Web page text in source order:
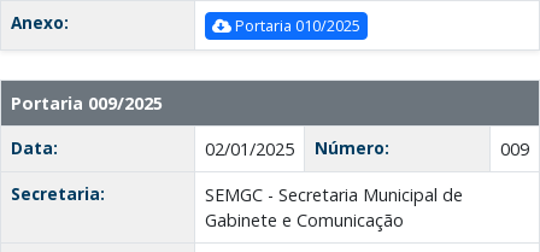
Anexo:
Portaria 010/2025
Portaria 009/2025
Data:
02/01/2025 Número:
009
Secretaria:
SEMGC - Secretaria Municipal de
Gabinete e Comunicação